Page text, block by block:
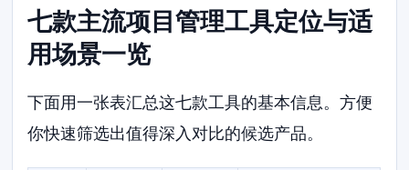
七款主流项目管理工具定位与适
用场景一览
下面用一张表汇总这七款工具的基本信息。方便
你快速筛选出值得深入对比的候选产品。